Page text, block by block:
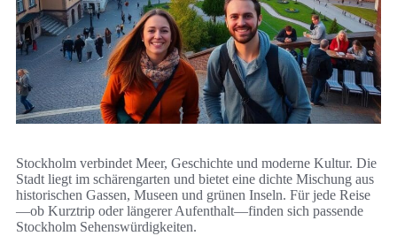
Stockholm verbindet Meer, Geschichte und moderne Kultur. Die
Stadt liegt im schärengarten und bietet eine dichte Mischung aus
historischen Gassen, Museen und grünen Inseln. Für jede Reise
—ob Kurztrip oder längerer Aufenthalt—finden sich passende
Stockholm Sehenswürdigkeiten.